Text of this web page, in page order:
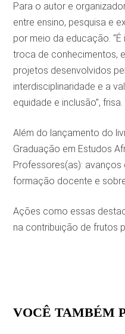
Para o autor e
entre ensino, pesquisa e
por meio da educação.
troca de conhecimentos,
projetos desenvolvidos
interdisciplinaridade e a
equidade e inclusão”, frisa.
Além do lançamento do
Graduação em Estudos
Professores(as):
formação docente e
Ações como essas
na contribuição de frutos
VOCÊ TAMBÉM